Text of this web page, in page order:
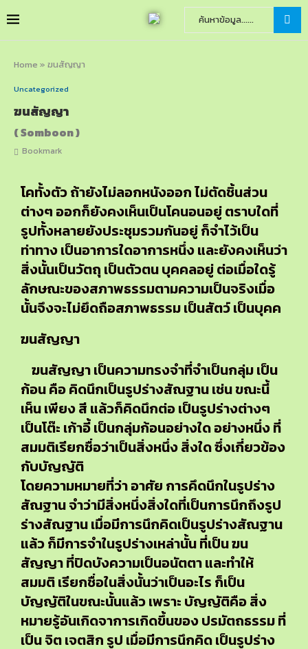
Home » ฆนสัญญา
Uncategorized
ฆนสัญญา
( Somboon )
Bookmark
โคทั้งตัว ถ้ายังไม่ลอกหนังออก ไม่ตัดชิ้นส่วน
ต่างๆ ออกก็ยังคงเห็นเป็นโคนอนอยู่ ตราบใดที่
รูปทั้งหลายยังประชุมรวมกันอยู่ ก็จำไว้เป็น
ท่าทาง เป็นอาการใดอาการหนึ่ง และยังคงเห็นว่า
สิ่งนั้นเป็นวัตถุ เป็นตัวตน บุคคลอยู่ ต่อเมื่อใดรู้
ลักษณะของสภาพธรรมตามความเป็นจริงเมื่อ
นั้นจึงจะไม่ยึดถือสภาพธรรม เป็นสัตว์ เป็นบุคค
ฆนสัญญา
ฆนสัญญา เป็นความทรงจำที่จำเป็นกลุ่ม เป็น
ก้อน คือ คิดนึกเป็นรูปร่างสัณฐาน เช่น ขณะนี้
เห็น เพียง สี แล้วก็คิดนึกต่อ เป็นรูปร่างต่างๆ
เป็นโต๊ะ เก้าอี้ เป็นกลุ่มก้อนอย่างใด อย่างหนึ่ง ที่
สมมติเรียกชื่อว่าเป็นสิ่งหนึ่ง สิ่งใด ซึ่งเกี่ยวข้อง
กับบัญญัติ
โดยความหมายที่ว่า อาศัย การคึดนึกในรูปร่าง
สัณฐาน จำว่ามีสิ่งหนึ่งสิ่งใดที่เป็นการนึกถึงรูป
ร่างสัณฐาน เมื่อมีการนึกคิดเป็นรูปร่างสัณฐาน
แล้ว ก็มีการจำในรูปร่างเหล่านั้น ที่เป็น ฆน
สัญญา ที่ปิดบังความเป็นอนัตตา และทำให้
สมมติ เรียกชื่อในสิ่งนั้นว่าเป็นอะไร ก็เป็น
บัญญัติในขณะนั้นแล้ว เพราะ บัญญัติคือ สิ่ง
หมายรู้อันเกิดจาการเกิดขึ้นของ ปรมัตถธรรม ที่
เป็น จิต เจตสิก รูป เมื่อมีการนึกคิด เป็นรูปร่าง